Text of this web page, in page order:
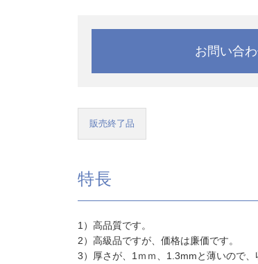
お問い合
販売終了品
特長
1）高品質です。
2）高級品ですが、価格は廉価です。
3）厚さが、1ｍｍ、1.3mmと薄いので、